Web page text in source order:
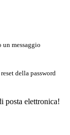
un messaggio
della password
posta elettronica!